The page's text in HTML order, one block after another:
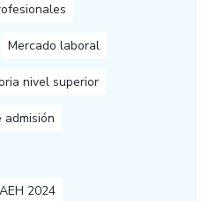
Mercado laboral
nivel superior
admisión
2024